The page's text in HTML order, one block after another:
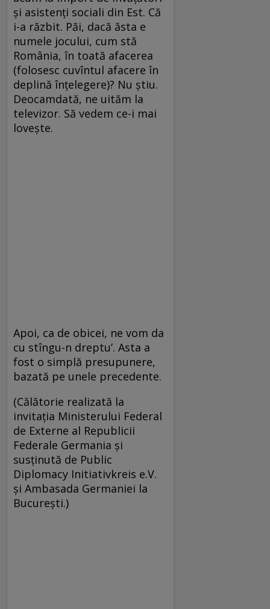
și asistenți sociali din Est. Că
i-a răzbit. Păi, dacă ăsta e
numele jocului, cum stă
România, în toată afacerea
(folosesc cuvîntul afacere în
deplină înțelegere)? Nu știu.
Deocamdată, ne uităm la
televizor. Să vedem ce-i mai
lovește.
Apoi, ca de obicei, ne vom da
cu stîngu-n dreptu’. Asta a
fost o simplă presupunere,
bazată pe unele precedente.
(Călătorie realizată la
invitația Ministerului Federal
de Externe al Republicii
Federale Germania și
susținută de Public
Diplomacy Initiativkreis e.V.
și Ambasada Germaniei la
București.)